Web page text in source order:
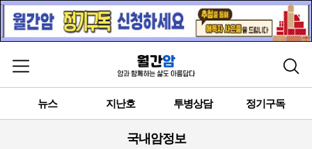
메뉴 열기 검색
뉴스 지난호 투병상담 정기구독
국내암정보